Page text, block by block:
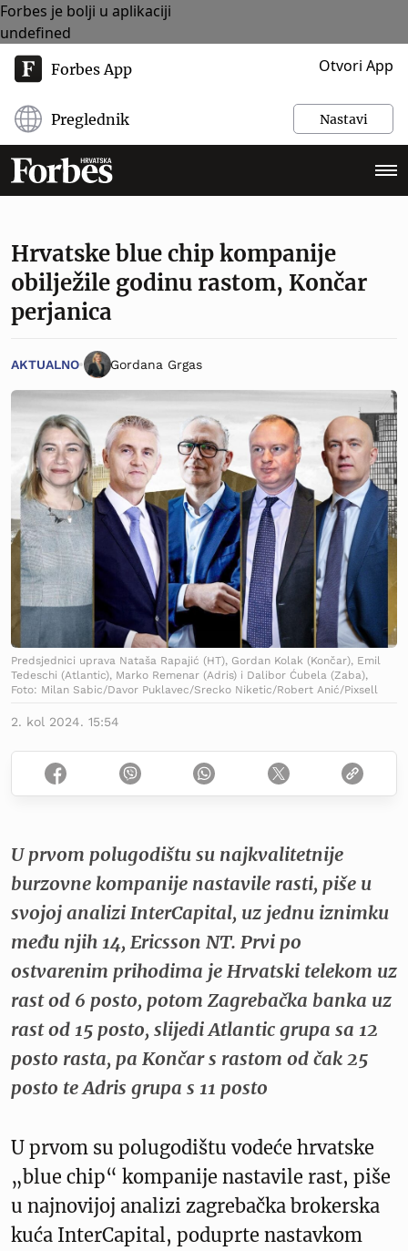
Forbes je bolji u aplikaciji
undefined
Forbes App Otvori App
Preglednik Nastavi
Hrvatske blue chip kompanije
obilježile godinu rastom, Končar
perjanica
AKTUALNO Gordana Grgas
Predsjednici uprava Nataša Rapajić (HT), Gordan Kolak (Končar), Emil
Tedeschi (Atlantic), Marko Remenar (Adris) i Dalibor Ćubela (Zaba),
Foto: Milan Sabic/Davor Puklavec/Srecko Niketic/Robert Anić/Pixsell
2. kol 2024. 15:54
U prvom polugodištu su najkvalitetnije
burzovne kompanije nastavile rasti, piše u
svojoj analizi InterCapital, uz jednu iznimku
među njih 14, Ericsson NT. Prvi po
ostvarenim prihodima je Hrvatski telekom uz
rast od 6 posto, potom Zagrebačka banka uz
rast od 15 posto, slijedi Atlantic grupa sa 12
posto rasta, pa Končar s rastom od čak 25
posto te Adris grupa s 11 posto
U prvom su polugodištu vodeće hrvatske
„blue chip“ kompanije nastavile rast, piše
u najnovijoj analizi zagrebačka brokerska
kuća InterCapital, poduprte nastavkom